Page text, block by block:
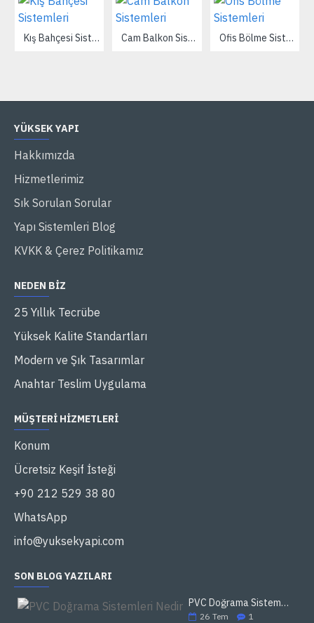
Kış Bahçesi Sistemleri Cam Balkon Sistemleri Ofis Bölme Sistemleri
YÜKSEK YAPI
Hakkımızda
Hizmetlerimiz
Sık Sorulan Sorular
Yapı Sistemleri Blog
KVKK & Çerez Politikamız
NEDEN BIZ
25 Yıllık Tecrübe
Yüksek Kalite Standartları
Modern ve Şık Tasarımlar
Anahtar Teslim Uygulama
MÜŞTERI HIZMETLERI
Konum
Ücretsiz Keşif İsteği
+90 212 529 38 80
WhatsApp
info@yuksekyapi.com
SON BLOG YAZILARI
PVC Doğrama Sistemleri Nedir
26 Tem 1